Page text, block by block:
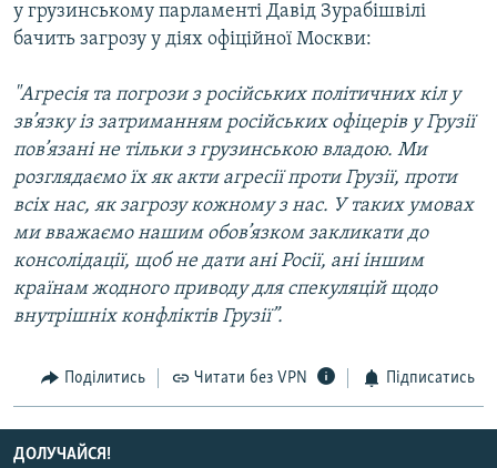
у грузинському парламенті Давід Зурабішвілі
бачить загрозу у діях офіційної Москви:
"Агресія та погрози з російських політичних кіл у
зв’язку із затриманням російських офіцерів у Грузії
пов’язані не тільки з грузинською владою. Ми
розглядаємо їх як акти агресії проти Грузії, проти
всіх нас, як загрозу кожному з нас. У таких умовах
ми вважаємо нашим обов’язком закликати до
консолідації, щоб не дати ані Росії, ані іншим
країнам жодного приводу для спекуляцій щодо
внутрішніх конфліктів Грузії”.
Поділитись Читати без VPN Підписатись
ДОЛУЧАЙСЯ!